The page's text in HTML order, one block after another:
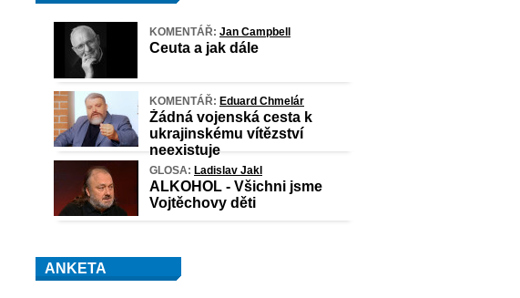
KOMENTÁŘ: Jan Campbell
Ceuta a jak dále
KOMENTÁŘ: Eduard Chmelár
Žádná vojenská cesta k
ukrajinskému vítězství
neexistuje
GLOSA: Ladislav Jakl
ALKOHOL - Všichni jsme
Vojtěchovy děti
ANKETA